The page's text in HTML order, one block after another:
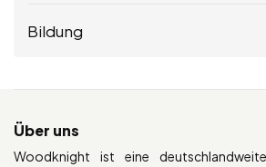
Bildung
Über uns
Woodknight ist eine